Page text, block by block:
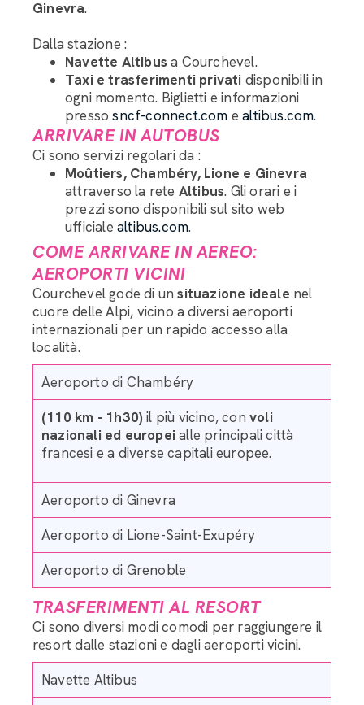
Ginevra.
Dalla stazione :
Navette Altibus a Courchevel.
Taxi e trasferimenti privati disponibili in
ogni momento. Biglietti e informazioni
pressosncf-connect.com ealtibus.com.
ARRIVARE IN AUTOBUS
Ci sono servizi regolari da :
Moûtiers, Chambéry, Lione e Ginevra
attraverso la rete Altibus. Gli orari e i
prezzi sono disponibili sul sito web
ufficiale altibus.com.
COME ARRIVARE IN AEREO:
AEROPORTI VICINI
Courchevel gode di unsituazione ideale nel
cuore delle Alpi, vicino a diversi aeroporti
internazionali per un rapido accesso alla
località.
Aeroporto di Chambéry
(110 km - 1h30) il più vicino, con voli
nazionali ed europei alle principali città
francesi e a diverse capitali europee.
Aeroporto di Ginevra
Aeroporto di Lione-Saint-Exupéry
Aeroporto di Grenoble
TRASFERIMENTI AL RESORT
Ci sono diversi modi comodi per raggiungere il
resort dalle stazioni e dagli aeroporti vicini.
Navette Altibus